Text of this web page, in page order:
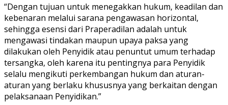
“Dengan tujuan untuk menegakkan hukum, keadilan dan
kebenaran melalui sarana pengawasan horizontal,
sehingga esensi dari Praperadilan adalah untuk
mengawasi tindakan maupun upaya paksa yang
dilakukan oleh Penyidik atau penuntut umum terhadap
tersangka, oleh karena itu pentingnya para Penyidik
selalu mengikuti perkembangan hukum dan aturan-
aturan yang berlaku khususnya yang berkaitan dengan
pelaksanaan Penyidikan.”